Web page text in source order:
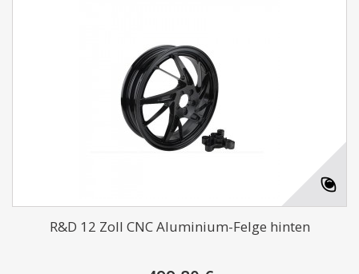
R&D 12 Zoll CNC Aluminium-Felge hinten